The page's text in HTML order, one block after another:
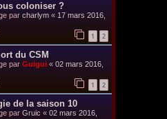
coloniser ?
par charlym « 17 mars 2016,
1 2
du CSM
par Guigui « 02 mars 2016,
1 2
de la saison 10
par Gruic « 02 mars 2016,